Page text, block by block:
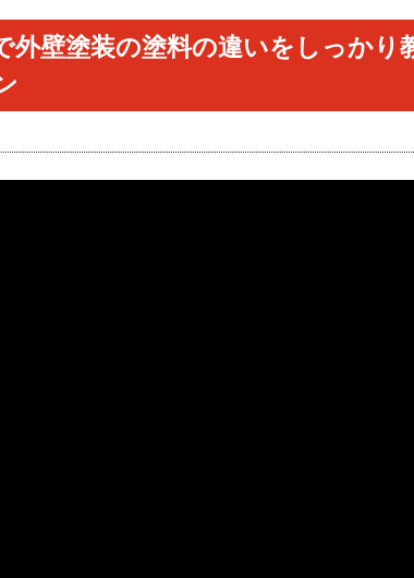
外壁塗装の塗料の違いをしっかり